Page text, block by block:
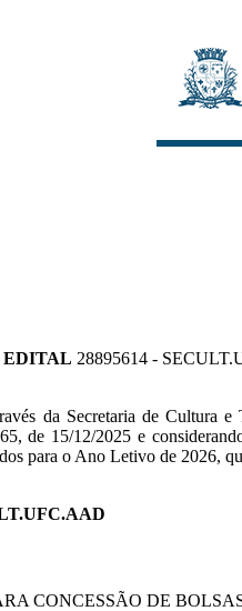
EDITAL 28895614 -
da Secretaria de Cultura e
de 15/12/2025 e
para o Ano Letivo de 2026,
CONCESSÃO DE